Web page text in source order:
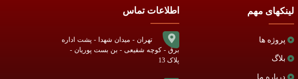
لینکهای مهم
پروژه ها
بلاگ
درباره ما
اطلاعات تماس
تهران - میدان شهدا - پشت اداره
برق - کوچه شفیعی - بن بست پوریان -
پلاک 13